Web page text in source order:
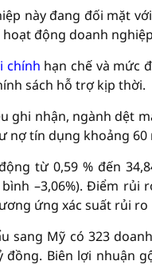
này đang đối mặt
động doanh
chính hạn chế và mức
sách hỗ trợ kịp thời.
ghi nhận, ngành dệt
nợ tín dụng khoảng
từ 0,59 % đến
bình –3,06%). Điểm
ứng xác suất rủi ro
sang Mỹ có 323
Biên lợi nhuận